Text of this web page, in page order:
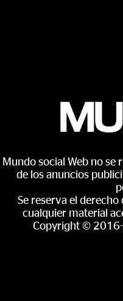
Mundo social Web no se
de los anuncios
Se reserva el
cualquier material
Copyright ©